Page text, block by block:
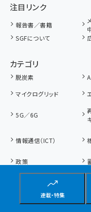
連載・特集
注目リンク
報告書／書籍
SGFについて
カテゴリ
脱炭素
マイクログリッド
5G／6G
情報通信（ICT）
政策
ラル／脱炭素
WBBフォーラム